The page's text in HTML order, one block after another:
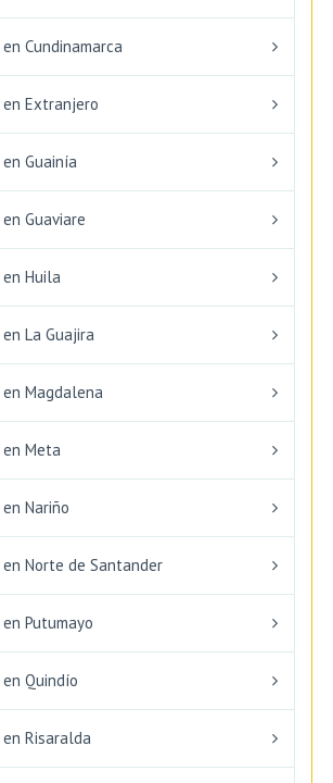
Cundinamarca
Extranjero
Guainía
Guaviare
Huila
La Guajira
Magdalena
en Meta
Nariño
Norte de Santander
Putumayo
Quindío
Risaralda